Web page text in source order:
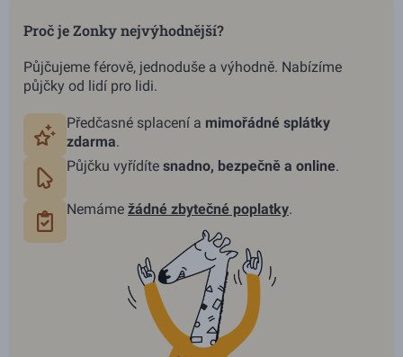
Proč je Zonky nejvýhodnější?
Půjčujeme férově, jednoduše a výhodně. Nabízíme
půjčky od lidí pro lidi.
Předčasné splacení a mimořádné splátky
zdarma.
Půjčku vyřídíte snadno, bezpečně a online.
Nemáme žádné zbytečné poplatky.